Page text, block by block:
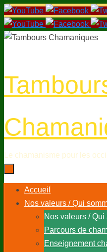
Passer
au
contenu
Le chamanisme pour les
PasserAccueil
Nos valeurs / Qui
Nos valeurs /
Parcours de
Enseignement